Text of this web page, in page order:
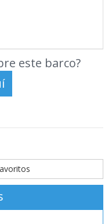
este barco?